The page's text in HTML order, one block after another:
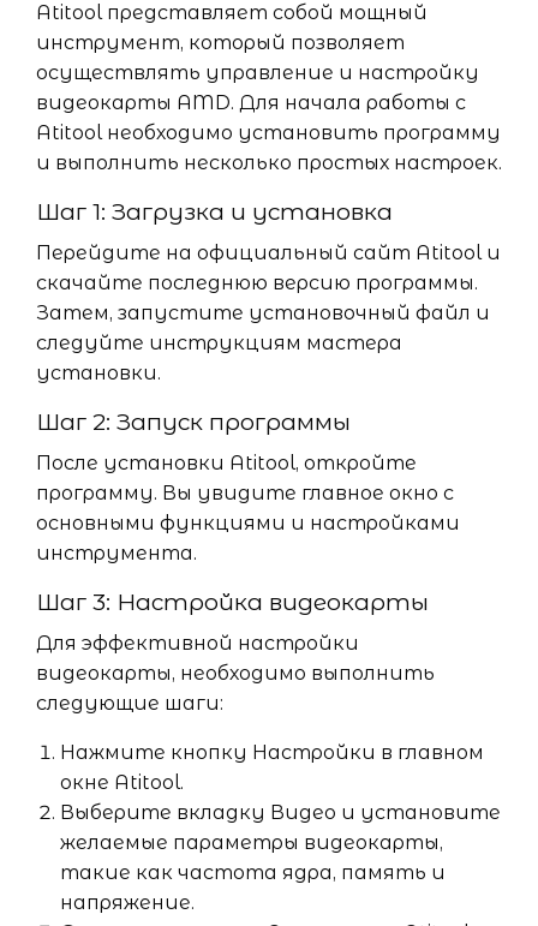
Atitool представляет собой мощный
инструмент, который позволяет
осуществлять управление и настройку
видеокарты AMD. Для начала работы с
Atitool необходимо установить программу
и выполнить несколько простых настроек.
Шаг 1: Загрузка и установка
Перейдите на официальный сайт Atitool и
скачайте последнюю версию программы.
Затем, запустите установочный файл и
следуйте инструкциям мастера
установки.
Шаг 2: Запуск программы
После установки Atitool, откройте
программу. Вы увидите главное окно с
основными функциями и настройками
инструмента.
Шаг 3: Настройка видеокарты
Для эффективной настройки
видеокарты, необходимо выполнить
следующие шаги:
Нажмите кнопку Настройки в главном
окне Atitool.
Выберите вкладку Видео и установите
желаемые параметры видеокарты,
такие как частота ядра, память и
напряжение.